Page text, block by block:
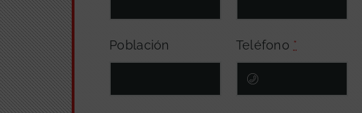
Población Teléfono *